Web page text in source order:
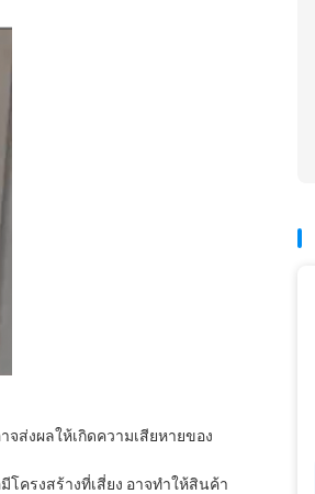
ส่งผลให้เกิดความเสียหายของ
โครงสร้างที่เสี่ยง อาจทําให้สินค้า